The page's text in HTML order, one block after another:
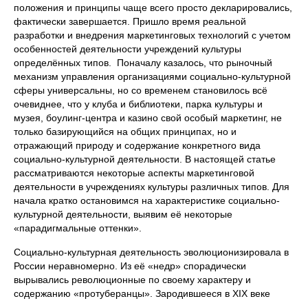
положения и принципы чаще всего просто декларировались,
фактически завершается. Пришло время реальной
разработки и внедрения маркетинговых технологий с учетом
особенностей деятельности учреждений культуры
определённых типов. Поначалу казалось, что рыночный
механизм управления организациями социально-культурной
сферы универсальны, но со временем становилось всё
очевиднее, что у клуба и библиотеки, парка культуры и
музея, боулинг-центра и казино свой особый маркетинг, не
только базирующийся на общих принципах, но и
отражающий природу и содержание конкретного вида
социально-культурной деятельности. В настоящей статье
рассматриваются некоторые аспекты маркетинговой
деятельности в учреждениях культуры различных типов. Для
начала кратко остановимся на характеристике социально-
культурной деятельности, выявим её некоторые
«парадигмальные оттенки».
Социально-культурная деятельность эволюционизировала в
России неравномерно. Из её «недр» спорадически
вырывались революционные по своему характеру и
содержанию «протуберанцы». Зародившееся в XIX веке